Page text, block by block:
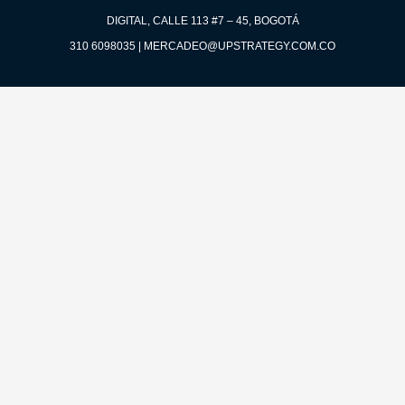
o
k
-
r
m
i
DIGITAL, CALLE 113 #7 – 45, BOGOTÁ
310 6098035 | MERCADEO@UPSTRATEGY.COM.CO